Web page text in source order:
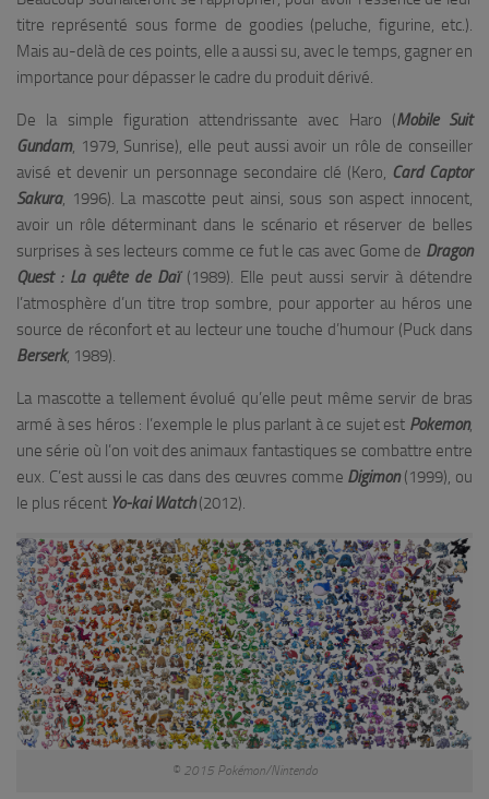
titre représenté sous forme de goodies (peluche, figurine, etc.).
Mais au-delà de ces points, elle a aussi su, avec le temps, gagner en
importance pour dépasser le cadre du produit dérivé.
De la simple figuration attendrissante avec Haro (Mobile Suit
Gundam, 1979, Sunrise), elle peut aussi avoir un rôle de conseiller
avisé et devenir un personnage secondaire clé (Kero, Card Captor
Sakura, 1996). La mascotte peut ainsi, sous son aspect innocent,
avoir un rôle déterminant dans le scénario et réserver de belles
surprises à ses lecteurs comme ce fut le cas avec Gome de Dragon
Quest : La quête de Daï (1989). Elle peut aussi servir à détendre
l’atmosphère d’un titre trop sombre, pour apporter au héros une
source de réconfort et au lecteur une touche d’humour (Puck dans
Berserk, 1989).
La mascotte a tellement évolué qu’elle peut même servir de bras
armé à ses héros : l’exemple le plus parlant à ce sujet est Pokemon,
une série où l’on voit des animaux fantastiques se combattre entre
eux. C’est aussi le cas dans des œuvres comme Digimon(1999), ou
le plus récent Yo-kai Watch(2012).
© 2015 Pokémon/Nintendo